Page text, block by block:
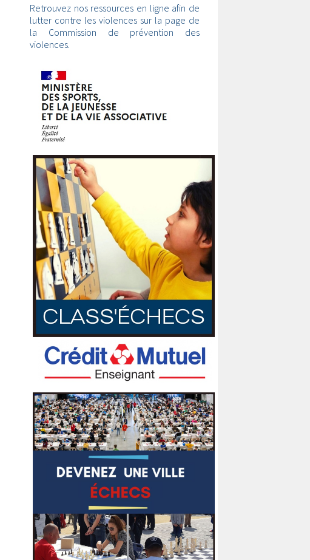
Retrouvez nos ressources en ligne afin de
lutter contre les violences sur la page de
la Commission de prévention des
violences.